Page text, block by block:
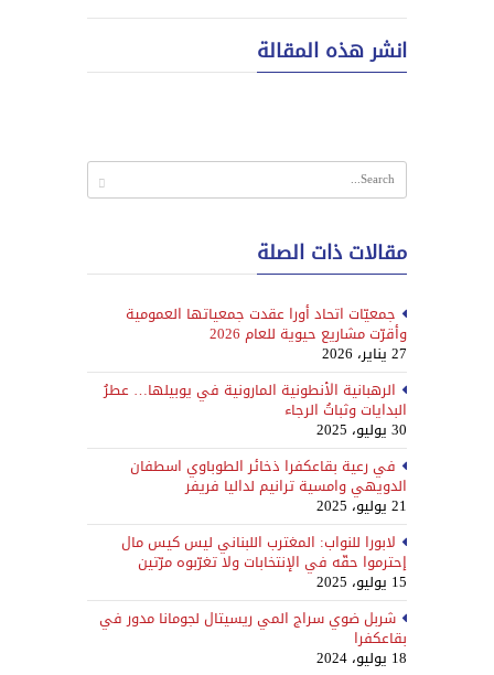
انشر هذه المقالة
مقالات ذات الصلة
جمعيّات اتحاد أورا عقدت جمعياتها العمومية
وأقرّت مشاريع حيوية للعام 2026
27 يناير، 2026
الرهبانية الأنطونية المارونية في يوبيلها… عطرُ
البدايات وثباتُ الرجاء
30 يوليو، 2025
في رعية بقاعكفرا ذخائر الطوباوي اسطفان
الدويهي وامسية ترانيم لداليا فريفر
21 يوليو، 2025
لابورا للنواب: المغترب اللبناني ليس كيس مال
إحترموا حقّه في الإنتخابات ولا تغرّبوه مرّتين
15 يوليو، 2025
شربل ضوي سراج المي ريسيتال لجومانا مدور في
بقاعكفرا
18 يوليو، 2024